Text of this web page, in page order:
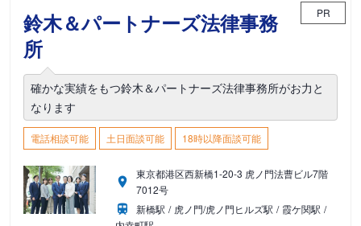
鈴木＆パートナーズ法律事務
所
PR
確かな実績をもつ鈴木＆パートナーズ法律事務所がお力と
なります
電話相談可能 土日面談可能 18時以降面談可能
東京都港区西新橋1-20-3 虎ノ門法曹ビル7階
7012号
新橋駅
虎ノ門/虎ノ門ヒルズ駅
霞ケ関駅